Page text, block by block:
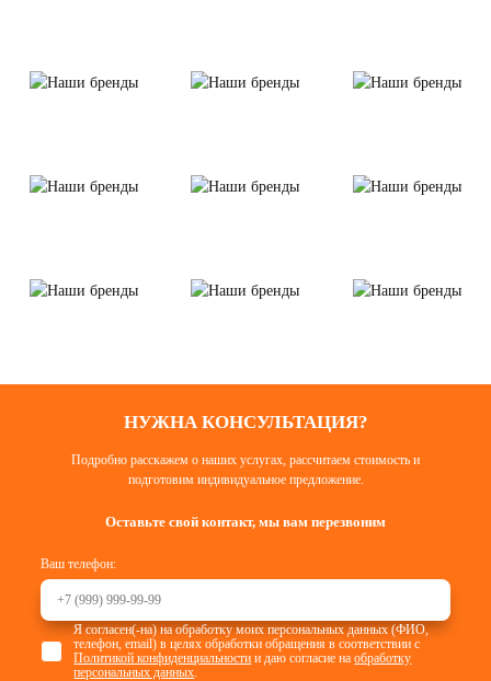
НУЖНА КОНСУЛЬТАЦИЯ?
Подробно расскажем о наших услугах, рассчитаем стоимость и
подготовим индивидуальное предложение.
Оставьте свой контакт, мы вам перезвоним
Ваш телефон:
Я согласен(-на) на обработку моих персональных данных (ФИО,
телефон, email) в целях обработки обращения в соответствии с
Политикой конфиденциальности и даю согласие наобработку
персональных данных